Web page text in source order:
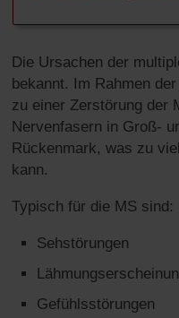
Die Ursachen der
bekannt. Im Rahmen
zu einer Zerstörung der
Nervenfasern in Groß-
Rückenmark, was zu
kann.
Typisch für die MS sind:
Sehstörungen
Gefühlsstörungen